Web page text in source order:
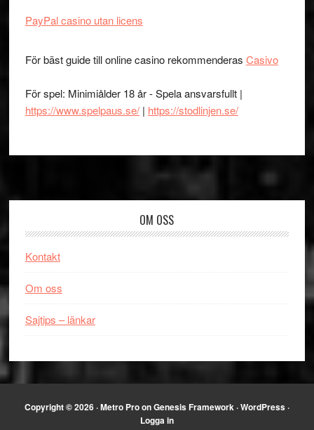
PayPal casino utan licens
För bäst guide till online casino rekommenderas Casivo
För spel: Minimiålder 18 år - Spela ansvarsfullt |
https://www.spelpaus.se/| https://stodlinjen.se/
OM OSS
Kontakt
Om oss
Sajtips – länkar
Copyright © 2026 ·Metro ProonGenesis Framework ·WordPress ·
Logga in